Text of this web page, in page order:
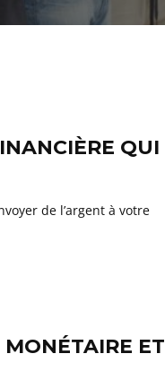
QUI
de l’argent à votre
ET